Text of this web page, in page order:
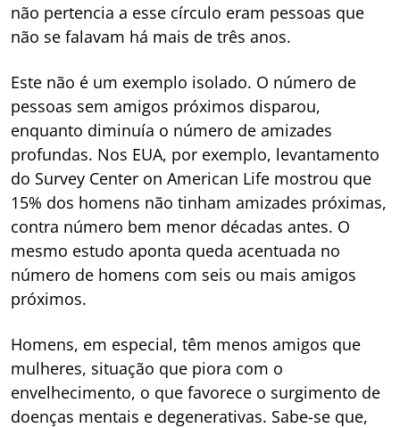
não pertencia a esse círculo eram pessoas que
não se falavam há mais de três anos.
Este não é um exemplo isolado. O número de
pessoas sem amigos próximos disparou,
enquanto diminuía o número de amizades
profundas. Nos EUA, por exemplo, levantamento
do Survey Center on American Life mostrou que
15% dos homens não tinham amizades próximas,
contra número bem menor décadas antes. O
mesmo estudo aponta queda acentuada no
número de homens com seis ou mais amigos
próximos.
Homens, em especial, têm menos amigos que
mulheres, situação que piora com o
envelhecimento, o que favorece o surgimento de
doenças mentais e degenerativas. Sabe-se que,